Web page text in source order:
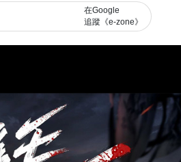
在Google
追蹤《e-zone》